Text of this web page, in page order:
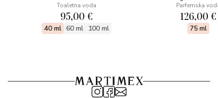
Toaletna voda
95,00 €
40 ml 60 ml 100 ml
Parfemska
126,00 €
75 ml